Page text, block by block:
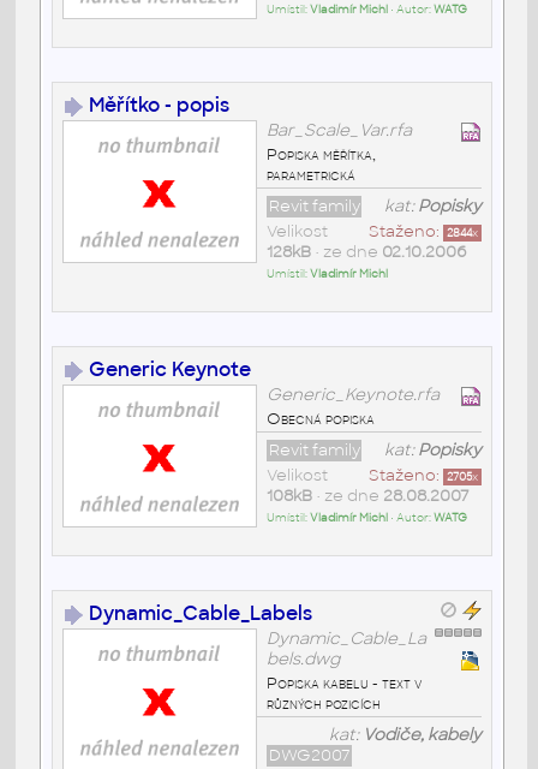
Umístil:Vladimír Michl • Autor:WATG
Měřítko - popis
Bar_Scale_Var.rfa
Popiska měřítka,
parametrická
kat:Popisky
Revit family
Staženo: 2844x
Velikost
128kB• ze dne 02.10.2006
Umístil:Vladimír Michl
Generic Keynote
Generic_Keynote.rfa
Obecná popiska
kat:Popisky
Revit family
Staženo: 2705x
Velikost
108kB• ze dne 28.08.2007
Umístil:Vladimír Michl • Autor:WATG
Dynamic_Cable_Labels
Dynamic_Cable_La
bels.dwg
Popiska kabelu - text v
různých pozicích
kat: Vodiče, kabely
DWG2007